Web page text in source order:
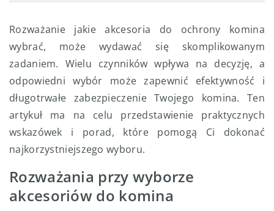
Rozważanie jakie akcesoria do ochrony komina
wybrać, może wydawać się skomplikowanym
zadaniem. Wielu czynników wpływa na decyzję, a
odpowiedni wybór może zapewnić efektywność i
długotrwałe zabezpieczenie Twojego komina. Ten
artykuł ma na celu przedstawienie praktycznych
wskazówek i porad, które pomogą Ci dokonać
najkorzystniejszego wyboru.
Rozważania przy wyborze
akcesoriów do komina